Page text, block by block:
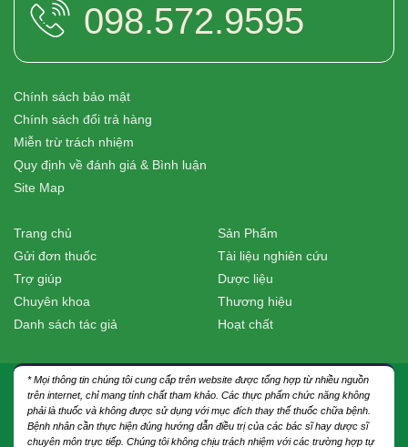
098.572.9595
Chính sách bảo mật
Chính sách đổi trả hàng
Miễn trừ trách nhiệm
Quy định về đánh giá & Bình luận
Site Map
Trang chủ
Gửi đơn thuốc
Trợ giúp
Chuyên khoa
Danh sách tác giả
Sản Phẩm
Tài liệu nghiên cứu
Dược liệu
Thương hiệu
Hoạt chất
* Mọi thông tin chúng tôi cung cấp trên website được tổng hợp từ nhiều nguồn
trên internet, chỉ mang tính chất tham khảo. Các thực phẩm chức năng không
phải là thuốc và không được sử dụng với mục đích thay thế thuốc chữa bệnh.
Bệnh nhân cần thực hiện đúng hướng dẫn điều trị của các bác sĩ hay dược sĩ
chuyên môn trực tiếp. Chúng tôi không chịu trách nhiệm với các trường hợp tự